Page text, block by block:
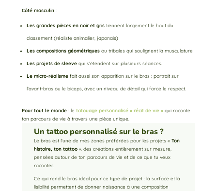
Côté masculin:
Les grandes pièces en noir et gristiennent largement le haut du
classement (réaliste animalier, japonais)
Les compositions géométriquesou tribales qui soulignent la musculature
Les projets de sleevequi s’étendent sur plusieurs séances.
Le micro-réalismefait aussi son apparition sur le bras : portrait sur
l’avant-bras ou le biceps, avec un niveau de détail qui force le respect.
Pour tout le monde: le tatouage personnalisé « récit de vie » qui raconte
ton parcours de vie à travers une pièce unique.
Un tattoo personnalisé sur le bras ?
Le bras est l’une de mes zones préférées pour les projets « Ton
histoire, ton tattoo», des créations entièrement sur mesure,
pensées autour de ton parcours de vie et de ce que tu veux
raconter.
Ce qui rend le bras idéal pour ce type de projet : la surface et la
lisibilité permettent de donner naissance à une composition